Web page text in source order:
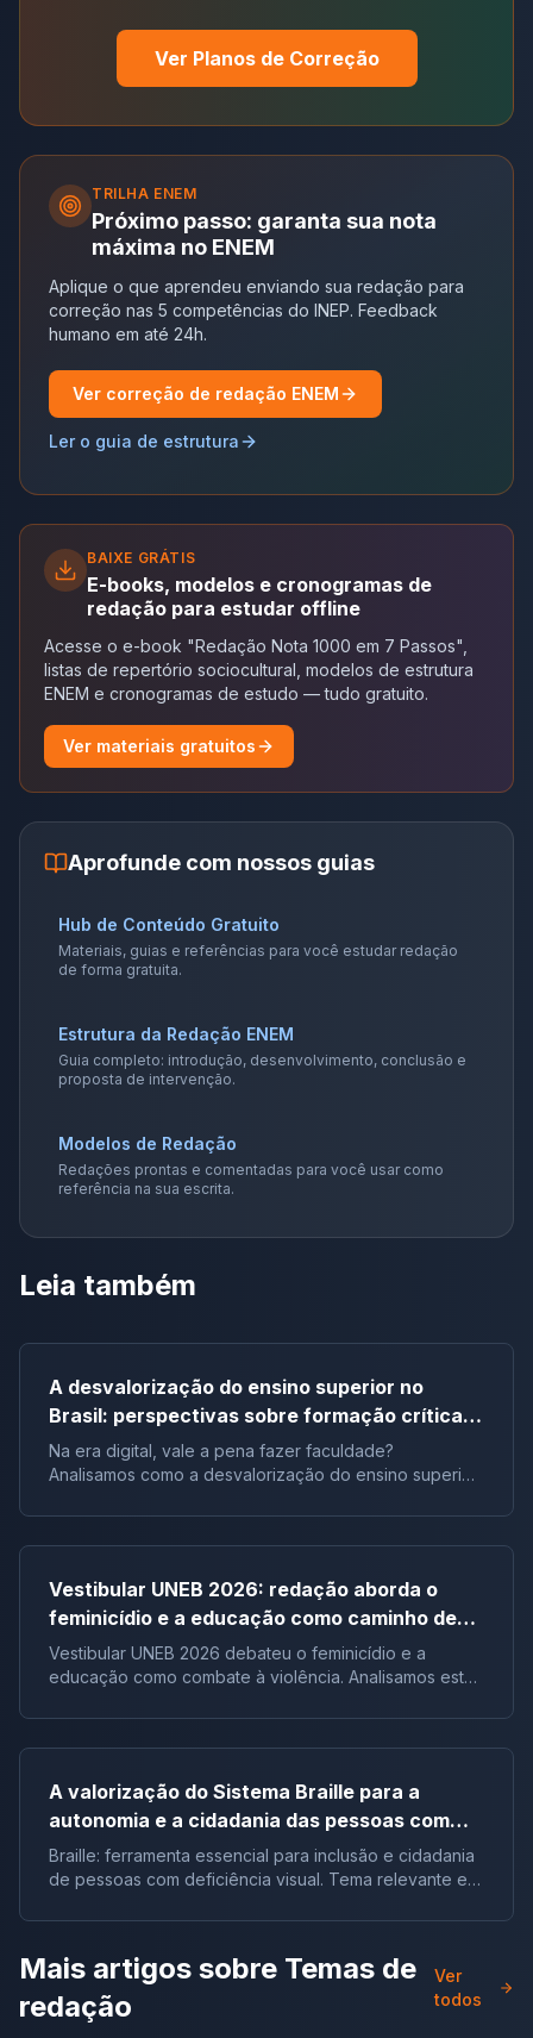
Ver Planos de Correção
TRILHA ENEM
Próximo passo: garanta sua nota
máxima no ENEM
Aplique o que aprendeu enviando sua redação para
correção nas 5 competências do INEP. Feedback
humano em até 24h.
Ver correção de redação ENEM
Ler o guia de estrutura
BAIXE GRÁTIS
E-books, modelos e cronogramas de
redação para estudar offline
Acesse o e-book "Redação Nota 1000 em 7 Passos",
listas de repertório sociocultural, modelos de estrutura
ENEM e cronogramas de estudo — tudo gratuito.
Ver materiais gratuitos
Aprofunde com nossos guias
Hub de Conteúdo Gratuito
Materiais, guias e referências para você estudar redação
de forma gratuita.
Estrutura da Redação ENEM
Guia completo: introdução, desenvolvimento, conclusão e
proposta de intervenção.
Modelos de Redação
Redações prontas e comentadas para você usar como
referência na sua escrita.
Leia também
A desvalorização do ensino superior no
Brasil: perspectivas sobre formação crítica e
influência digital |Tema de redação
Na era digital, vale a pena fazer faculdade?
Analisamos como a desvalorização do ensino superior
Brasil.
Vestibular UNEB 2026: redação aborda o
feminicídio e a educação como caminho de
combate à violência
Vestibular UNEB 2026 debateu o feminicídio e a
educação como combate à violência. Analisamos este
para futuras pautas sociais.
A valorização do Sistema Braille para a
autonomia e a cidadania das pessoas com
deficiência visual no Brasil |Tema de redação
Braille: ferramenta essencial para inclusão e cidadania
de pessoas com deficiência visual. Tema relevante em
Mais artigos sobre Temas de
redação
Ver
todos